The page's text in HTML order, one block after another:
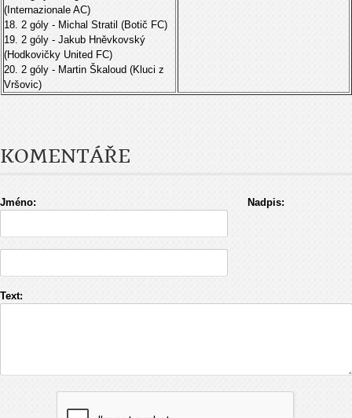
(Internazionale AC)
18. 2 góly - Michal Stratil (Botič FC)
19. 2 góly - Jakub Hněvkovský
(Hodkovičky United FC)
20. 2 góly - Martin Škaloud (Kluci z
Vršovic)
KOMENTÁŘE
Jméno: Nadpis:
Text: